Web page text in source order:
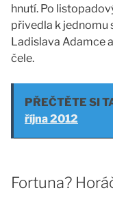
hnutí. Po
přivedla k
Ladislava Adamce
čele.
PŘEČTĚTE SI
října 2012
Fortuna?